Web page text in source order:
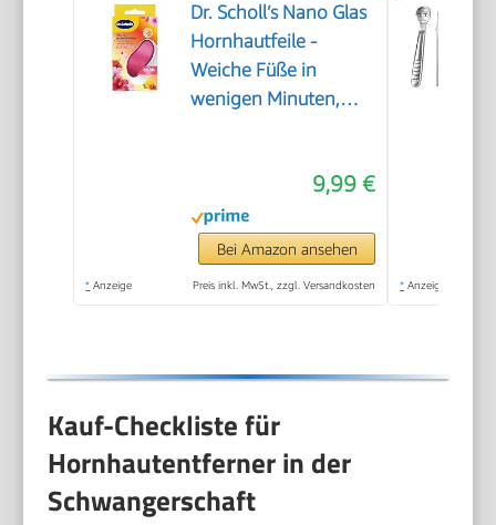
Dr. Scholl’s Nano Glas
Hornhautfeile -
Weiche Füße in
wenigen Minuten,
Pediküre, Geeignet für
Nasse oder Trockene
Füße, Hornhaut
Entfernen Fuß,
9,99 €
Bei Amazon ansehen
* Anzeige Preis inkl. MwSt., zzgl. Versandkosten * Anzeige
Kauf-Checkliste für
Hornhautentferner in der
Schwangerschaft